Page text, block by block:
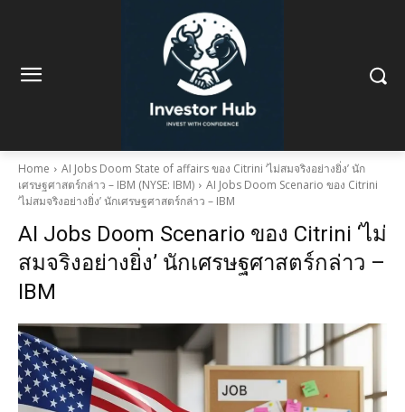
Home
AI Jobs Doom State of affairs ของ Citrini ‘ไม่สมจริงอย่างยิ่ง’ นัก
เศรษฐศาสตร์กล่าว – IBM (NYSE: IBM)
AI Jobs Doom Scenario ของ Citrini
‘ไม่สมจริงอย่างยิ่ง’ นักเศรษฐศาสตร์กล่าว – IBM
AI Jobs Doom Scenario ของ Citrini ‘ไม่
สมจริงอย่างยิ่ง’ นักเศรษฐศาสตร์กล่าว –
IBM